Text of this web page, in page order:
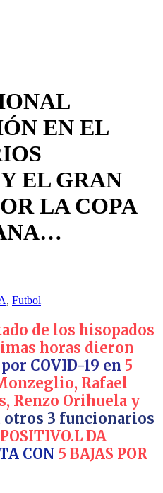
EN EL
EL GRAN
LA COPA
, Futbol
de los hisopados
horas dieron
COVID-19 en 5
Rafael
Renzo Orihuela y
otros 3 funcionarios
DA
CON 5 BAJAS POR